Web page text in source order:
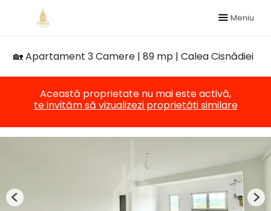
Meniu
🏡 Apartament 3 Camere | 89 mp | Calea Cisnădiei
Această proprietate nu mai este activă,
te invităm să vizualizezi proprietăți similare
Previous